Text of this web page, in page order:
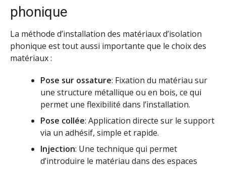
phonique
La méthode d’installation des matériaux d’isolation
phonique est tout aussi importante que le choix des
matériaux :
Pose sur ossature: Fixation du matériau sur
une structure métallique ou en bois, ce qui
permet une flexibilité dans l’installation.
Pose collée: Application directe sur le support
via un adhésif, simple et rapide.
Injection: Une technique qui permet
d’introduire le matériau dans des espaces